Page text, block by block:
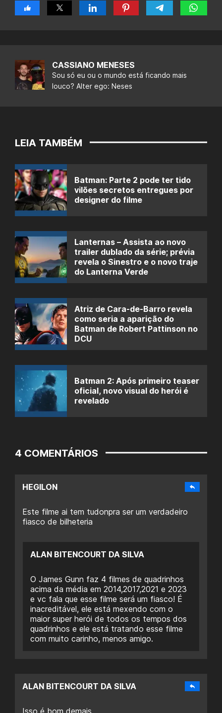
CASSIANO MENESES
Sou só eu ou o mundo está ficando mais
louco? Alter ego: Neses
LEIA TAMBÉM
Batman: Parte 2 pode ter tido
vilões secretos entregues por
designer do filme
Lanternas – Assista ao novo
trailer dublado da série; prévia
revela o Sinestro e o novo traje
do Lanterna Verde
Atriz de Cara-de-Barro revela
como seria a aparição do
Batman de Robert Pattinson no
DCU
Batman 2: Após primeiro teaser
oficial, novo visual do herói é
revelado
4 COMENTÁRIOS
HEGILON
Este filme ai tem tudonpra ser um verdadeiro
fiasco de bilheteria
ALAN BITENCOURT DA SILVA
O James Gunn faz 4 filmes de quadrinhos
acima da média em 2014,2017,2021 e 2023
e vc fala que esse filme será um fiasco! É
inacreditável, ele está mexendo com o
maior super herói de todos os tempos dos
quadrinhos e ele está tratando esse filme
com muito carinho, menos amigo.
ALAN BITENCOURT DA SILVA
Isso é bom demais.